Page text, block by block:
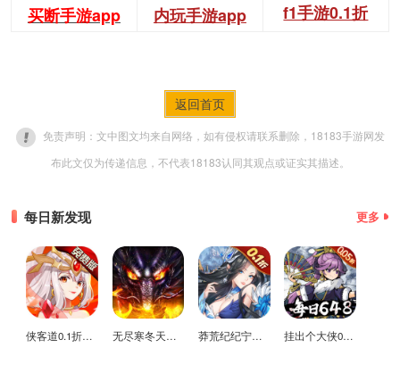
买断手游app
内玩手游app f1手游0.1折
返回首页
免责声明：文中图文均来自网络，如有侵权请联系删除，18183手游网发
布此文仅为传递信息，不代表18183认同其观点或证实其描述。
每日新发现 更多
侠客道0.1折变态版 无尽寒冬天蛇新春送礼版 莽荒纪纪宁传奇0.1折送无限连抽版 挂出个大侠0.05折免单福利版